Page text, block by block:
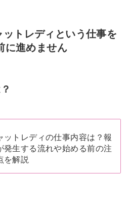
ットレディという仕事を
に進めません
ットレディの仕事内容は？報
発生する流れや始める前の注
を解説